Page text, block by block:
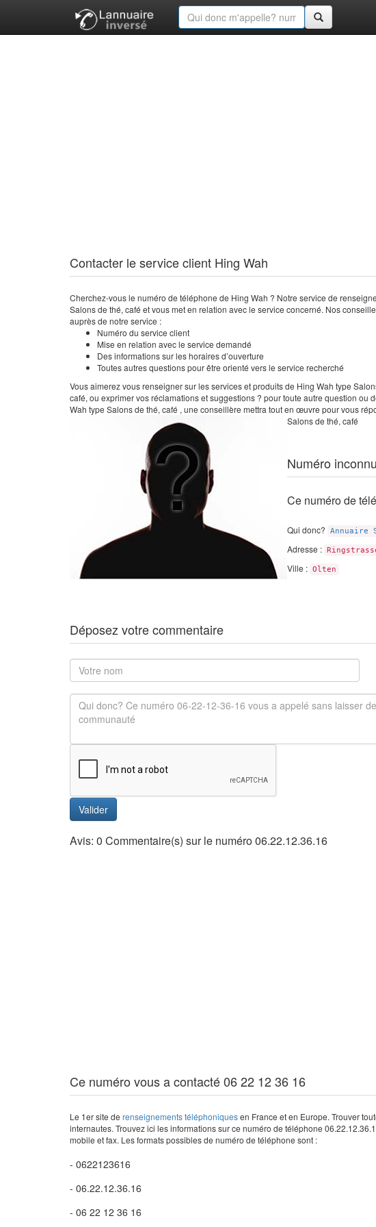
Contacter le service client Hing Wah
Cherchez-vous le numéro de téléphone de Hing Wah ? Notre service de
Salons de thé, café et vous met en relation avec le service concerné. Nos
auprès de notre service :
Numéro du service client
Mise en relation avec le service demandé
Des informations sur les horaires d’ouverture
Toutes autres questions pour être orienté vers le service recherché
Vous aimerez vous renseigner sur les services et produits de Hing Wah type
café, ou exprimer vos réclamations et suggestions ? pour toute autre question ou
Wah type Salons de thé, café , une conseillère mettra tout en œuvre pour vous
Salons de thé, café
Numéro
Ce numéro de
Qui donc? Annuaire
Adresse :
Ville : Olten
Déposez votre commentaire
Valider
Avis: 0 Commentaire(s) sur le numéro 06.22.12.36.16
Ce numéro vous a contacté 06 22 12 36 16
Le 1er site de renseignements téléphoniquesen France et en Europe. Trouver
internautes. Trouvez ici les informations sur ce numéro de téléphone
mobile et fax. Les formats possibles de numéro de téléphone sont :
- 0622123616
- 06.22.12.36.16
- 06 22 12 36 16